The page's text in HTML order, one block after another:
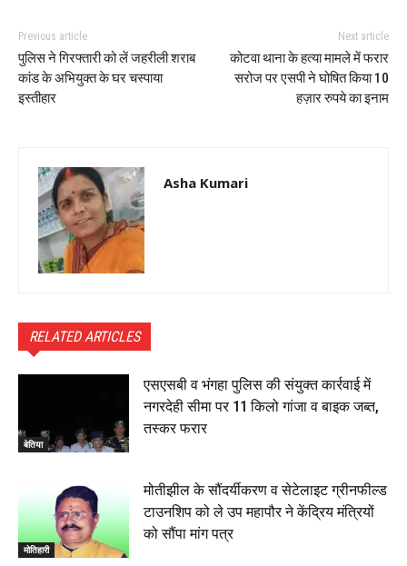
Previous article
पुलिस ने गिरफ्तारी को लें जहरीली शराब
कांड के अभियुक्त के घर चस्पाया
इस्तीहार
Next article
कोटवा थाना के हत्या मामले में फरार
सरोज पर एसपी ने घोषित किया 10
हज़ार रुपये का इनाम
Asha Kumari
RELATED ARTICLES
बेतिया
एसएसबी व भंगहा पुलिस की संयुक्त कार्रवाई में
नगरदेही सीमा पर 11 किलो गांजा व बाइक जब्त,
तस्कर फरार
मोतिहारी
मोतीझील के सौंदर्यीकरण व सेटेलाइट ग्रीनफील्ड
टाउनशिप को ले उप महापौर ने केंद्रिय मंत्रियों
को सौंपा मांग पत्र